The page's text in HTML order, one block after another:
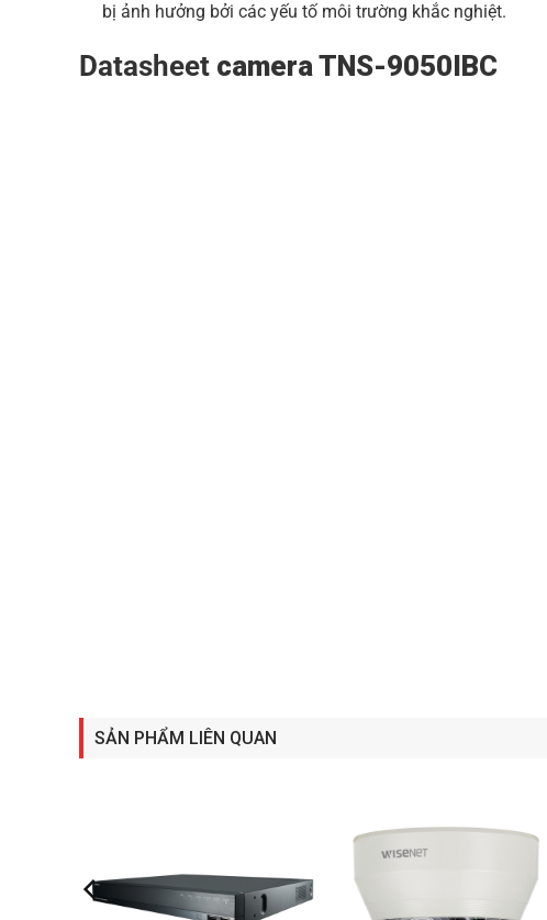
bị ảnh hưởng bởi các yếu tố môi trường khắc nghiệt.
Datasheet camera TNS-9050IBC
SẢN PHẨM LIÊN QUAN